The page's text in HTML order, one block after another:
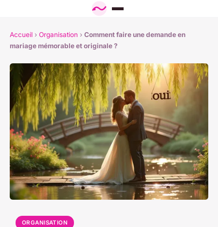
Accueil › Organisation › Comment faire une demande en
mariage mémorable et originale ?
ORGANISATION